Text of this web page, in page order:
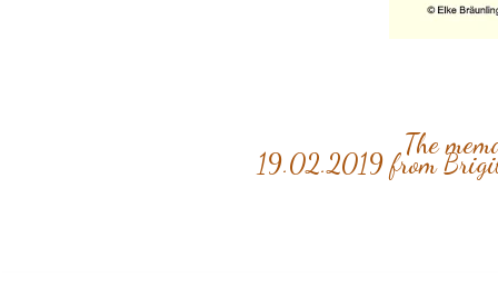
The
19.02.2019 from